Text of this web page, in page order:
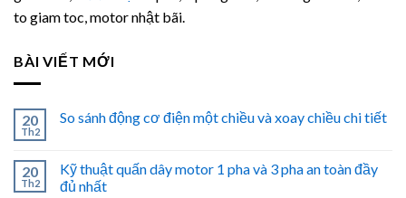
to giam toc, motor nhật bãi.
BÀI VIẾT MỚI
20
Th2
So sánh động cơ điện một chiều và xoay chiều chi tiết
20
Th2
Kỹ thuật quấn dây motor 1 pha và 3 pha an toàn đầy
đủ nhất